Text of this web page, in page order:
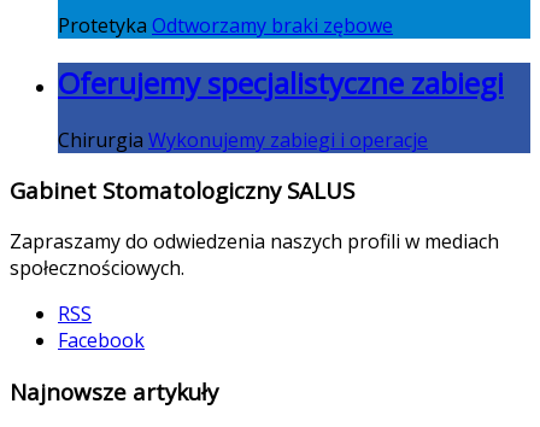
Protetyka Odtworzamy braki zębowe
Oferujemy specjalistyczne zabiegi
Chirurgia Wykonujemy zabiegi i operacje
Gabinet Stomatologiczny SALUS
Zapraszamy do odwiedzenia naszych profili w mediach
społecznościowych.
RSS
Facebook
Najnowsze artykuły